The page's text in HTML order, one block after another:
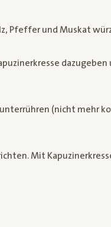
Pfeffer und Muskat
(nicht mehr
Mit